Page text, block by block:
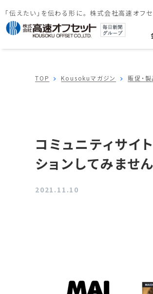
「伝えたい」を伝わる形に。 株式会社高速オフセ
TOP Kousokuマガジン 販促・
コミュニティサイ
ションしてみませ
2021.11.10